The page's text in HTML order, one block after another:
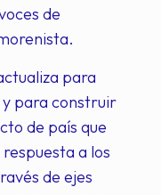
de
para
y para construir
de país que
a los
de ejes